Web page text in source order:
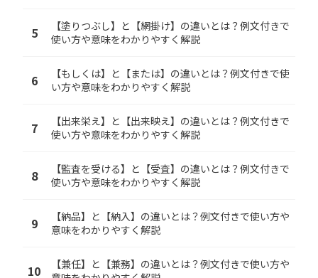
5
【塗りつぶし】と【網掛け】の違いとは？例文付きで
使い方や意味をわかりやすく解説
6
【もしくは】と【または】の違いとは？例文付きで使
い方や意味をわかりやすく解説
7
【出来栄え】と【出来映え】の違いとは？例文付きで
使い方や意味をわかりやすく解説
8
【監査を受ける】と【受査】の違いとは？例文付きで
使い方や意味をわかりやすく解説
9
【納品】と【納入】の違いとは？例文付きで使い方や
意味をわかりやすく解説
10
【兼任】と【兼務】の違いとは？例文付きで使い方や